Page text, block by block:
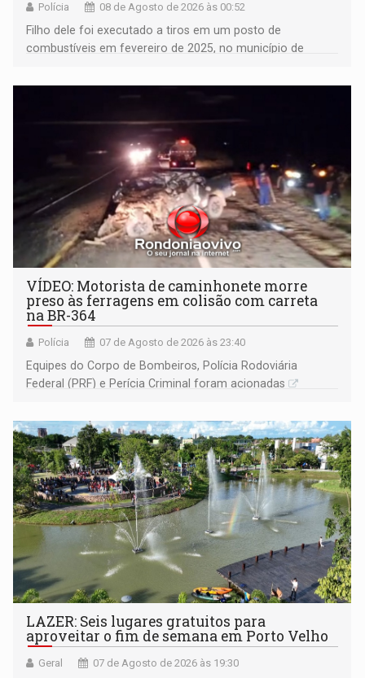
Polícia 08 de Agosto de 2026 às 00:52
Filho dele foi executado a tiros em um posto de
combustíveis em fevereiro de 2025, no município de
VÍDEO: Motorista de caminhonete morre
preso às ferragens em colisão com carreta
na BR-364
Polícia 07 de Agosto de 2026 às 23:40
Equipes do Corpo de Bombeiros, Polícia Rodoviária
Federal (PRF) e Perícia Criminal foram acionadas
LAZER: Seis lugares gratuitos para
aproveitar o fim de semana em Porto Velho
Geral 07 de Agosto de 2026 às 19:30